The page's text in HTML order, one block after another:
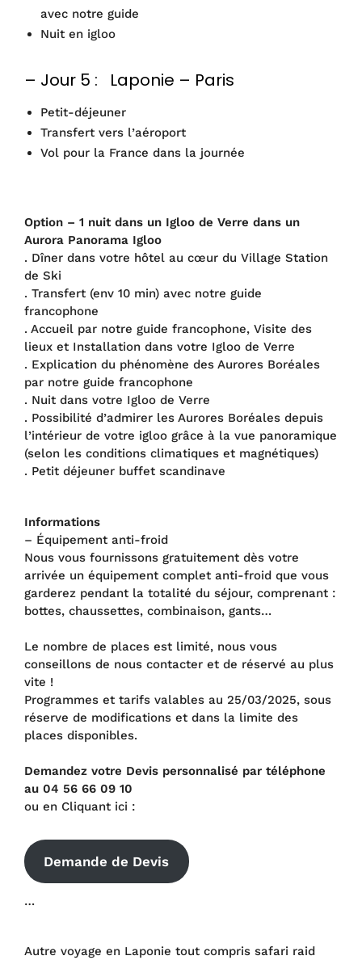
avec notre guide
Nuit en igloo
– Jour 5 : Laponie – Paris
Petit-déjeuner
Transfert vers l’aéroport
Vol pour la France dans la journée
Option – 1 nuit dans un Igloo de Verre dans un
Aurora Panorama Igloo
. Dîner dans votre hôtel au cœur du Village Station
de Ski
. Transfert (env 10 min) avec notre guide
francophone
. Accueil par notre guide francophone, Visite des
lieux et Installation dans votre Igloo de Verre
. Explication du phénomène des Aurores Boréales
par notre guide francophone
. Nuit dans votre Igloo de Verre
. Possibilité d’admirer les Aurores Boréales depuis
l’intérieur de votre igloo grâce à la vue panoramique
(selon les conditions climatiques et magnétiques)
. Petit déjeuner buffet scandinave
Informations
– Équipement anti-froid
Nous vous fournissons gratuitement dès votre
arrivée un équipement complet anti-froid que vous
garderez pendant la totalité du séjour, comprenant :
bottes, chaussettes, combinaison, gants…
Le nombre de places est limité, nous vous
conseillons de nous contacter et de réservé au plus
vite !
Programmes et tarifs valables au 25/03/2025, sous
réserve de modifications et dans la limite des
places disponibles.
Demandez votre Devis personnalisé par téléphone
au 04 56 66 09 10
ou en Cliquant ici :
Demande de Devis
…
Autre voyage en Laponie tout compris safari raid